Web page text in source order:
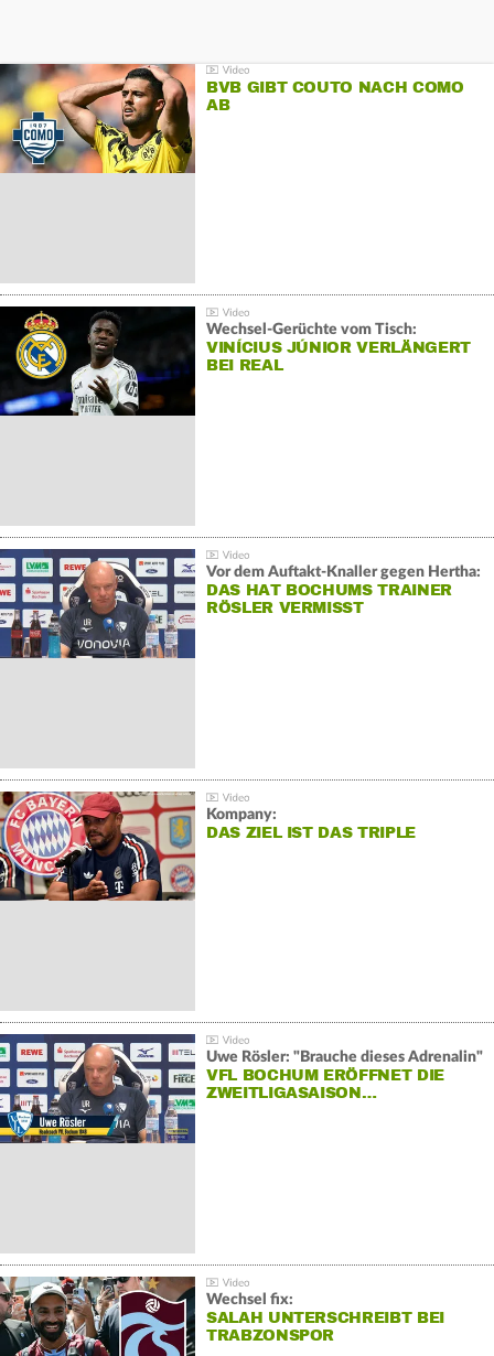
BVB GIBT COUTO NACH COMO
AB
Wechsel-Gerüchte vom Tisch:
VINÍCIUS JÚNIOR VERLÄNGERT
BEI REAL
Vor dem Auftakt-Knaller gegen Hertha:
DAS HAT BOCHUMS TRAINER
RÖSLER VERMISST
Kompany:
DAS ZIEL IST DAS TRIPLE
Uwe Rösler: "Brauche dieses Adrenalin"
VFL BOCHUM ERÖFFNET DIE
ZWEITLIGASAISON…
Wechsel fix:
SALAH UNTERSCHREIBT BEI
TRABZONSPOR